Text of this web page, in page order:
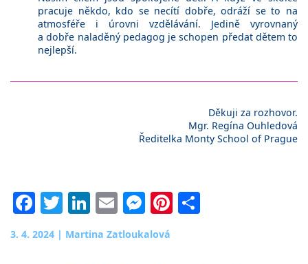
pracuje někdo, kdo se necítí dobře, odráží se to na
atmosféře i úrovni vzdělávání. Jedině vyrovnaný
a dobře naladěný pedagog je schopen předat dětem to
nejlepší.
Děkuji za rozhovor.
Mgr. Regína Ouhledová
Ředitelka Monty School of Prague
Facebook
Twitter
LinkedIn
EmailMessenger
Pinterest
3. 4. 2024 | Martina Zatloukalová